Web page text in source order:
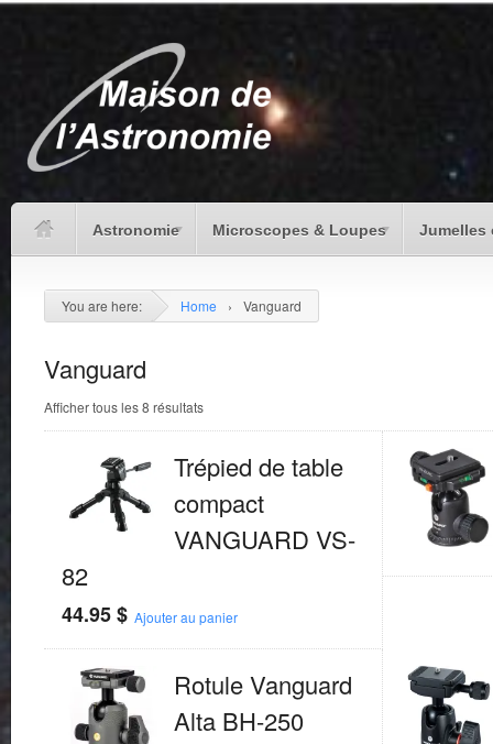
Astronomie Microscopes & Loupes Jumelles
You are here: Home › Vanguard
Vanguard
Afficher tous les 8 résultats
Trépied de table
compact
VANGUARD VS-
82
44.95$ Ajouter au panier
Rotule Vanguard
Alta BH-250